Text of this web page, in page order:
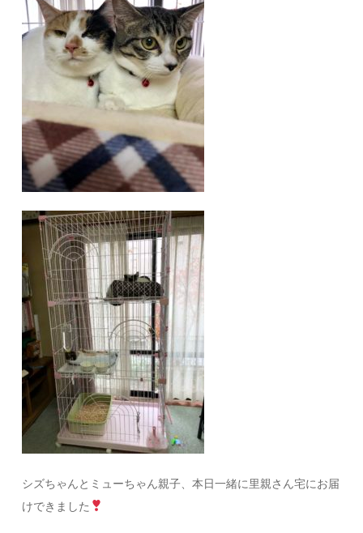
シズちゃんとミューちゃん親子、本日一緒に里親さん宅にお届
けできました